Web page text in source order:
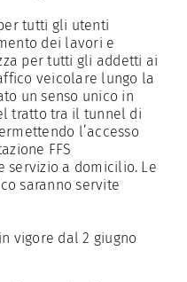
tutti gli utenti
dei lavori e
per tutti gli addetti ai
veicolare lungo la
un senso unico in
tratto tra il tunnel di
l’accesso
FFS
a domicilio. Le
saranno servite
vigore dal 2 giugno